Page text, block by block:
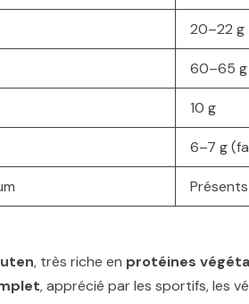
20–22 g
60–65 g
10 g
6–7 g
, très riche en protéines
, apprécié par les sportifs, les